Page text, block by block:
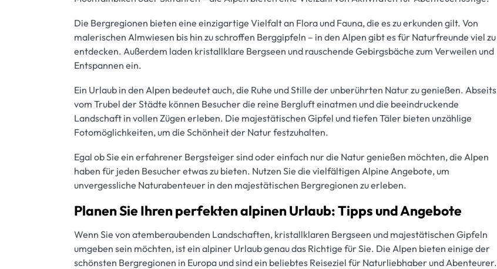
Die Bergregionen bieten eine einzigartige Vielfalt an Flora und Fauna, die es zu erkunden gilt. Von
malerischen Almwiesen bis hin zu schroffen Berggipfeln – in den Alpen gibt es für Naturfreunde viel zu
entdecken. Außerdem laden kristallklare Bergseen und rauschende Gebirgsbäche zum Verweilen und
Entspannen ein.
Ein Urlaub in den Alpen bedeutet auch, die Ruhe und Stille der unberührten Natur zu genießen. Abseits
vom Trubel der Städte können Besucher die reine Bergluft einatmen und die beeindruckende
Landschaft in vollen Zügen erleben. Die majestätischen Gipfel und tiefen Täler bieten unzählige
Fotomöglichkeiten, um die Schönheit der Natur festzuhalten.
Egal ob Sie ein erfahrener Bergsteiger sind oder einfach nur die Natur genießen möchten, die Alpen
haben für jeden Besucher etwas zu bieten. Nutzen Sie die vielfältigen Alpine Angebote, um
unvergessliche Naturabenteuer in den majestätischen Bergregionen zu erleben.
Planen Sie Ihren perfekten alpinen Urlaub: Tipps und Angebote
Wenn Sie von atemberaubenden Landschaften, kristallklaren Bergseen und majestätischen Gipfeln
umgeben sein möchten, ist ein alpiner Urlaub genau das Richtige für Sie. Die Alpen bieten einige der
schönsten Bergregionen in Europa und sind ein beliebtes Reiseziel für Naturliebhaber und Abenteurer.